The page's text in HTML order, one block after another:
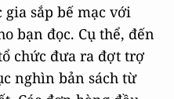
sắp bế mạc với
bạn đọc. Cụ thể, đến
chức đưa ra đợt trợ
nghìn bản sách từ